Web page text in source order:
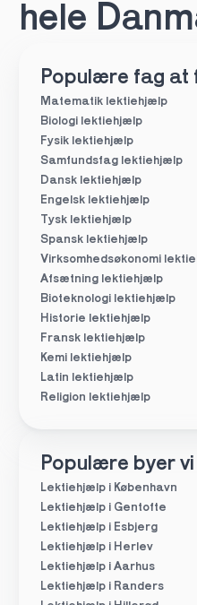
hele
Populære fag at
Matematik lektiehjælp
Biologi lektiehjælp
Fysik lektiehjælp
Samfundsfag lektiehjælp
Dansk lektiehjælp
Engelsk lektiehjælp
Tysk lektiehjælp
Spansk lektiehjælp
Virksomhedsøkonomi
Afsætning lektiehjælp
Bioteknologi lektiehjælp
Historie lektiehjælp
Fransk lektiehjælp
Kemi lektiehjælp
Latin lektiehjælp
Religion lektiehjælp
Populære byer
Lektiehjælp i København
Lektiehjælp i Gentofte
Lektiehjælp i Esbjerg
Lektiehjælp i Herlev
Lektiehjælp i Aarhus
Lektiehjælp i Randers